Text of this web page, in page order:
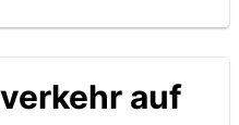
auf